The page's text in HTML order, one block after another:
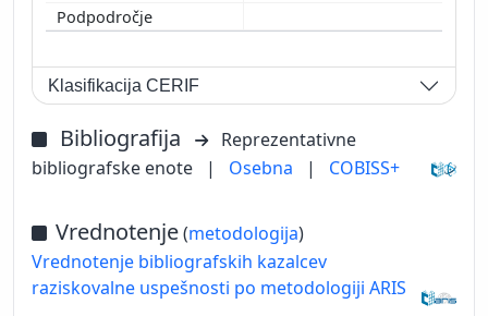
Klasifikacija CERIF
Bibliografija
Reprezentativne
bibliografske enote
| Osebna | COBISS+
Vrednotenje(metodologija)
Vrednotenje bibliografskih kazalcev
raziskovalne uspešnosti po metodologiji ARIS